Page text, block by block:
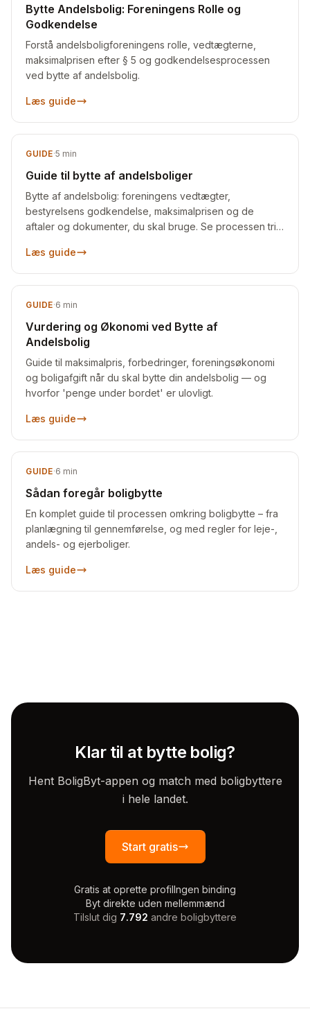
Bytte Andelsbolig: Foreningens Rolle og
Godkendelse
Forstå andelsboligforeningens rolle, vedtægterne,
maksimalprisen efter § 5 og godkendelsesprocessen
ved bytte af andelsbolig.
Læs guide
GUIDE·5 min
Guide til bytte af andelsboliger
Bytte af andelsbolig: foreningens vedtægter,
bestyrelsens godkendelse, maksimalprisen og de
aftaler og dokumenter, du skal bruge. Se processen trin
Læs guide
GUIDE·6 min
Vurdering og Økonomi ved Bytte af
Andelsbolig
Guide til maksimalpris, forbedringer, foreningsøkonomi
og boligafgift når du skal bytte din andelsbolig — og
hvorfor 'penge under bordet' er ulovligt.
Læs guide
GUIDE·6 min
Sådan foregår boligbytte
En komplet guide til processen omkring boligbytte – fra
planlægning til gennemførelse, og med regler for leje-,
andels- og ejerboliger.
Læs guide
Klar til at bytte bolig?
Hent BoligByt-appen og match med boligbyttere
i hele landet.
Start gratis
Gratis at oprette profilIngen binding
Byt direkte uden mellemmænd
Tilslut dig 7.792 andre boligbyttere